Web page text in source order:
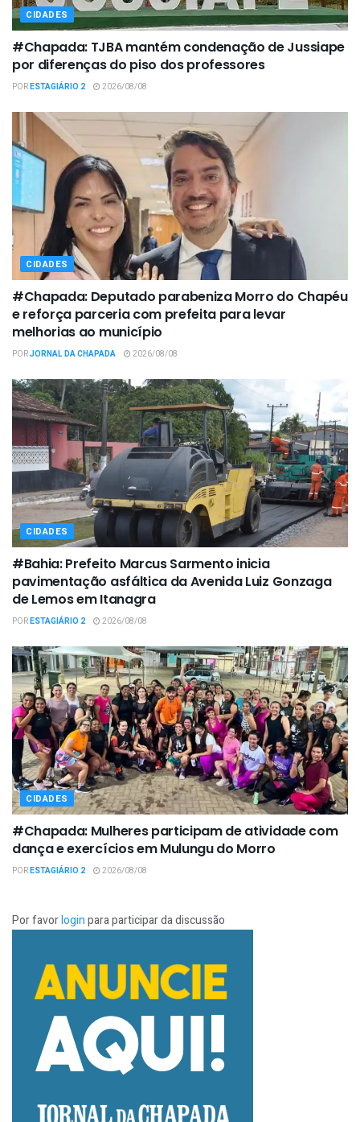
CIDADES
#Chapada: TJBA mantém condenação de Jussiape
por diferenças do piso dos professores
PORESTAGIÁRIO 2 2026/08/08
CIDADES
#Chapada: Deputado parabeniza Morro do Chapéu
e reforça parceria com prefeita para levar
melhorias ao município
PORJORNAL DA CHAPADA 2026/08/08
CIDADES
#Bahia: Prefeito Marcus Sarmento inicia
pavimentação asfáltica da Avenida Luiz Gonzaga
de Lemos em Itanagra
PORESTAGIÁRIO 2 2026/08/08
CIDADES
#Chapada: Mulheres participam de atividade com
dança e exercícios em Mulungu do Morro
PORESTAGIÁRIO 2 2026/08/08
Por favorloginpara participar da discussão